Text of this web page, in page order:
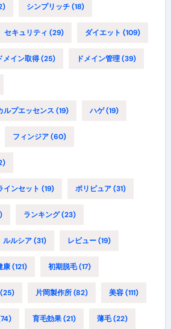
シンプリッチ(18)
セキュリティ (29) ダイエット (109)
メイン取得(25) ドメイン管理(39)
ルプエッセンス (19) ハゲ(19)
フィンジア(60)
インセット (19) ポリピュア(31)
ランキング(23)
ルルシア(31) レビュー(19)
康(121) 初期脱毛(17)
片岡製作所(82) 美容(111)
育毛効果(21) 薄毛(22)